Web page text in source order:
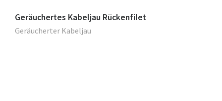
Geräuchertes Kabeljau Rückenfilet
Geräucherter Kabeljau